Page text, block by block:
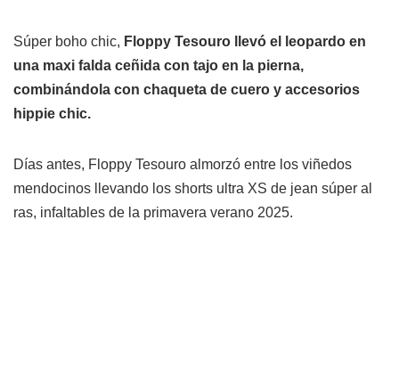
Súper boho chic, Floppy Tesouro llevó el leopardo en
una maxi falda ceñida con tajo en la pierna,
combinándola con chaqueta de cuero y accesorios
hippie chic.
Días antes, Floppy Tesouro almorzó entre los viñedos
mendocinos llevando los shorts ultra XS de jean súper al
ras, infaltables de la primavera verano 2025.